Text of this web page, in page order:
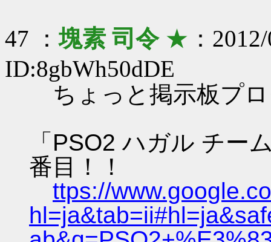
47 ：塊素 司令★ ：
ID:8gbWh50dDE
ちょっと掲示板プ
「PSO2 ハガル チー
番目！！
ttps://